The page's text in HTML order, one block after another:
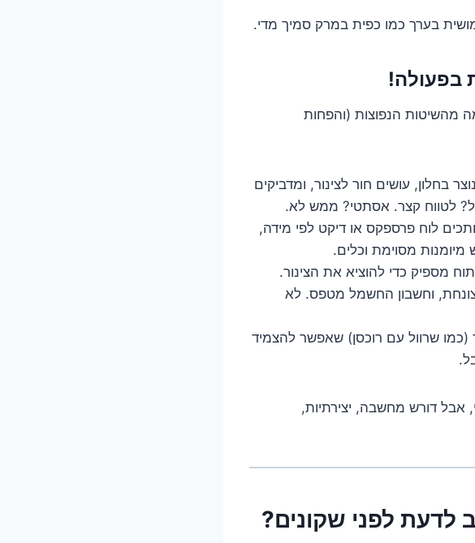
בערך כמו כפית במרק סמיך מדי.
בפעולה!
מהשיטות הנפוצות (והפחות
בחלון, עושים חור לצינור, ומדביקים
לטווח קצר. אסתטי? ממש לא.
לוח פרספקס או דיקט לפי מידה,
מיומנות מסוימת וכלים.
מספיק כדי להוציא את הצינור.
צונחת, וחשבון החשמל מטפס. לא
(כמו שרוול עם רוכסן) שאפשר להצמיד
אבל דורש מחשבה, יצירתיות,
לדעת לפני שקונים?